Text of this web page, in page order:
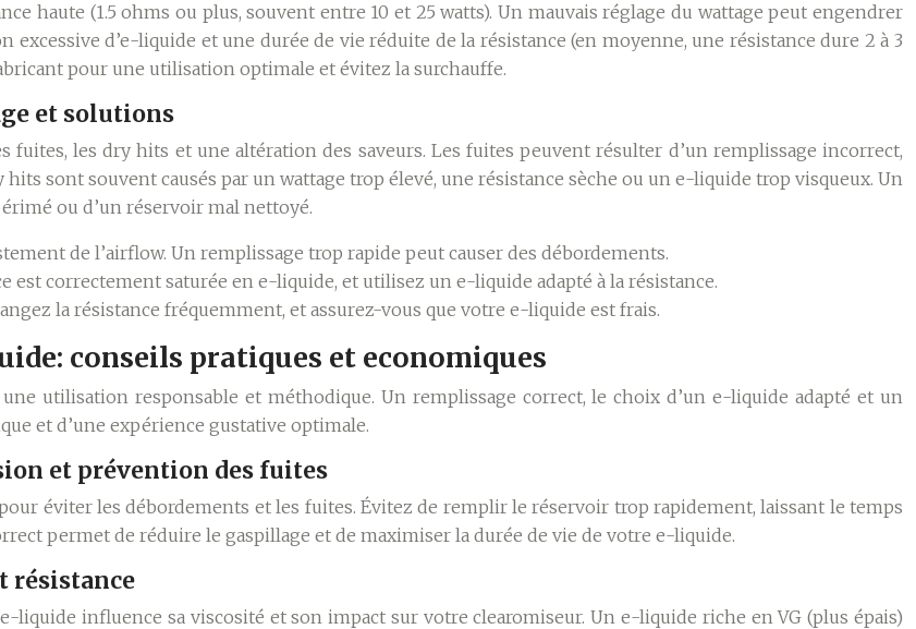
haute (1.5 ohms ou plus, souvent entre 10 et 25 watts). Un mauvais réglage du wattage peut engendrer
d’e-liquide et une durée de vie réduite de la résistance (en moyenne, une résistance dure 2 à 3
pour une utilisation optimale et évitez la surchauffe.
et solutions
fuites, les dry hits et une altération des saveurs. Les fuites peuvent résulter d’un remplissage incorrect,
sont souvent causés par un wattage trop élevé, une résistance sèche ou un e-liquide trop visqueux. Un
ou d’un réservoir mal nettoyé.
de l’airflow. Un remplissage trop rapide peut causer des débordements.
est correctement saturée en e-liquide, et utilisez un e-liquide adapté à la résistance.
la résistance fréquemment, et assurez-vous que votre e-liquide est frais.
conseils pratiques et economiques
utilisation responsable et méthodique. Un remplissage correct, le choix d’un e-liquide adapté et un
et d’une expérience gustative optimale.
et prévention des fuites
éviter les débordements et les fuites. Évitez de remplir le réservoir trop rapidement, laissant le temps
permet de réduire le gaspillage et de maximiser la durée de vie de votre e-liquide.
résistance
liquide influence sa viscosité et son impact sur votre clearomiseur. Un e-liquide riche en VG (plus épais)